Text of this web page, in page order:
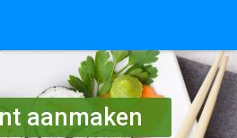
aanmaken